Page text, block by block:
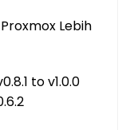
Lebih
to v1.0.0